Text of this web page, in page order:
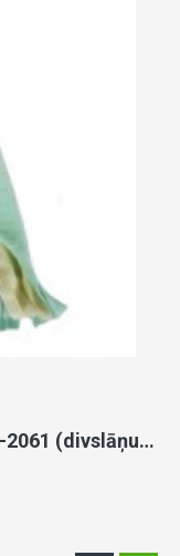
Cepure POLAR 50/52 сm Prohan-2061 (divslāņu)-izpārdošana